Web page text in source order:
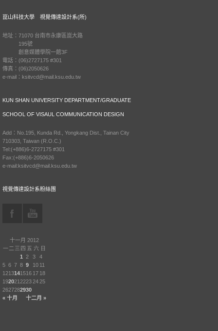
崑山科技大學 視覺傳達設計系(所)
地址：71070 台南市永康區崑大路
195號
創意媒體學院一館3F
電話：(06)2727175 #301
傳真：(06)2050626
e-mail：ksitvcd@mail.ksu.edu.tw
KUN SHAN UNIVERSITY DEPARTMENT/GRADUATE
SCHOOL OF VISAUL COMMUNICATION DESIGN
Add：No.195, Kunda Rd., Yongkang Dist., Tainan City
710303, Taiwan (R.O.C.)
Tel:(+886)6-2727175 #301
Fax:(+886)6-2050626
e-mail:ksitvcd@mail.ksu.edu.tw
視覺傳達設計系粉絲團
十一月 2012
一 二 三 四 五 六 日
« 十月 十二月 »
1 2 3
4
5 6 7 8 9 10 11
1213141516 17 18
192021 2223 24 25
2627282930